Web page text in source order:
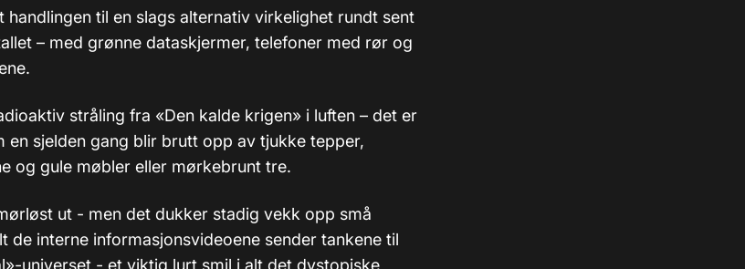
handlingen til en slags alternativ virkelighet rundt sent
– med grønne dataskjermer, telefoner med rør og
stråling fra «Den kalde krigen» i luften – det er
en sjelden gang blir brutt opp av tjukke tepper,
og gule møbler eller mørkebrunt tre.
ut - men det dukker stadig vekk opp små
de interne informasjonsvideoene sender tankene til
universet - et viktig lurt smil i alt det dystopiske